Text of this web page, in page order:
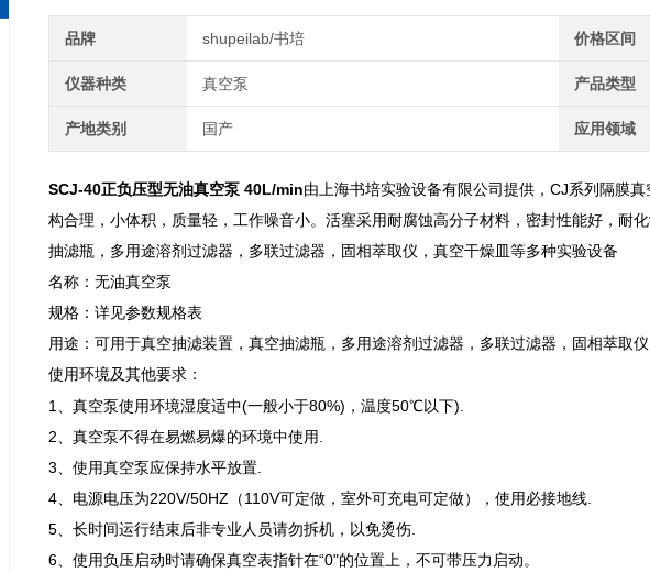
品牌 shupeilab/书培 价格区间
仪器种类 真空泵 产品类型
产地类别 国产 应用领域
SCJ-40正负压型无油真空泵 40L/min由上海书培实验设备有限公司提供，CJ系列隔膜
构合理，小体积，质量轻，工作噪音小。活塞采用耐腐蚀高分子材料，密封性能好，耐
抽滤瓶，多用途溶剂过滤器，多联过滤器，固相萃取仪，真空干燥皿等多种实验设备
名称：无油真空泵
规格：详见参数规格表
用途：可用于真空抽滤装置，真空抽滤瓶，多用途溶剂过滤器，多联过滤器，固相萃取
使用环境及其他要求：
1、真空泵使用环境湿度适中(一般小于80%)，温度50℃以下).
2、真空泵不得在易燃易爆的环境中使用.
3、使用真空泵应保持水平放置.
4、电源电压为220V/50HZ（110V可定做，室外可充电可定做），使用必接地线.
5、长时间运行结束后非专业人员请勿拆机，以免烫伤.
6、使用负压启动时请确保真空表指针在“0"的位置上，不可带压力启动。